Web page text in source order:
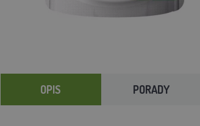
OPIS PORADY